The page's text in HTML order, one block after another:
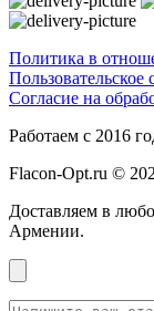
Политика в
Пользовательское
Согласие на
Работаем с 2016
Flacon-Opt.ru ©
Доставляем в
Армении.